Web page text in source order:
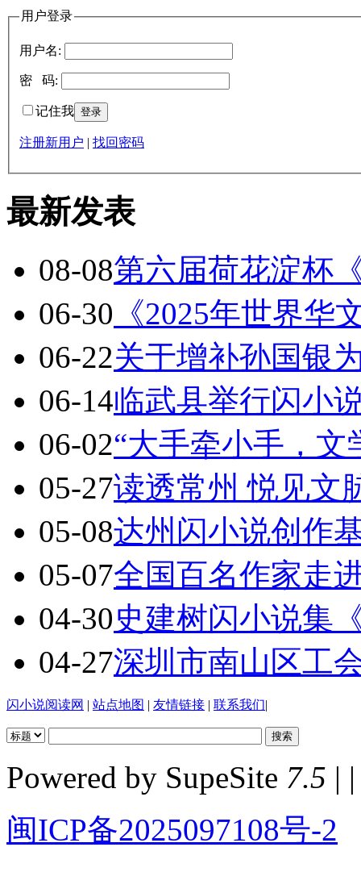
用户登录
用户名:
密 码:
记住我
注册新用户 | 找回密码
最新发表
08-08第六届荷花淀杯
06-30 《2025年世界华
06-22关于增补孙国银
06-14临武县举行闪小
06-02“大手牵小手，
05-27读透常州 悦见
05-08达州闪小说创作
05-07全国百名作家走
04-30史建树闪小说集
04-27深圳市南山区工
闪小说阅读网 | 站点地图 | 友情链接 | 联系我们|
Powered by SupeSite 7.5 | |
闽ICP备2025097108号-2